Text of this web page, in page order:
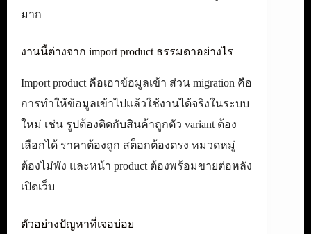
มาก
งานนี้ต่างจาก import product ธรรมดาอย่างไร
Import product คือเอาข้อมูลเข้า ส่วน migration คือ
การทำให้ข้อมูลเข้าไปแล้วใช้งานได้จริงในระบบ
ใหม่ เช่น รูปต้องติดกับสินค้าถูกตัว variant ต้อง
เลือกได้ ราคาต้องถูก สต็อกต้องตรง หมวดหมู่
ต้องไม่พัง และหน้า product ต้องพร้อมขายต่อหลัง
เปิดเว็บ
ตัวอย่างปัญหาที่เจอบ่อย